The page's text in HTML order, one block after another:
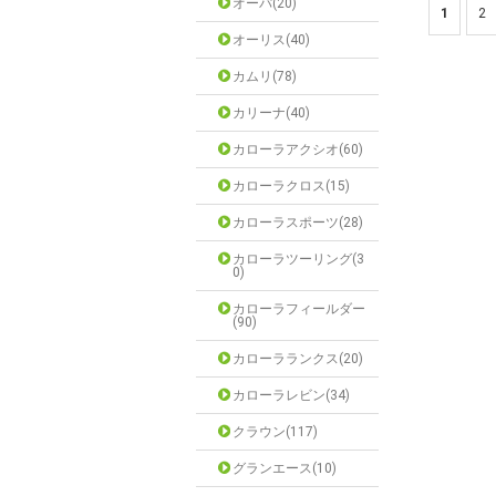
オーパ(20)
オーリス(40)
カムリ(78)
カリーナ(40)
カローラアクシオ(60)
カローラクロス(15)
カローラスポーツ(28)
カローラツーリング(3
0)
カローラフィールダー
(90)
カローラランクス(20)
カローラレビン(34)
クラウン(117)
グランエース(10)
1 2